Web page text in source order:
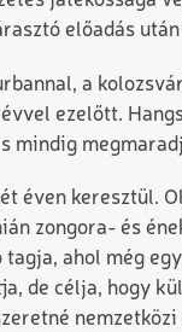
előadás
a
ezelőtt.
mindig
éven keresztül.
zongora- és
ahol még
de célja, hogy